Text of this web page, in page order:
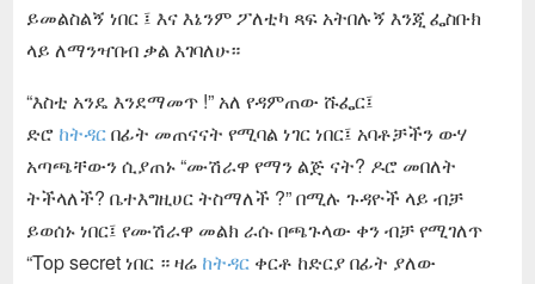
ይመልስልኝ ነበር ፤ እና እኔንም ፖለቲካ ጻፍ አትበሉኝ እንጂ ፌስቡክ
ላይ ለማንዣበብ ቃል እገባለሁ።
“እስቲ አንዴ እንደማመጥ !” አለ የዳምጠው ሹፌር፤
ድሮ ከትዳርበፊት መጠናናት የሚባል ነገር ነበር፤ አባቶቻችን ውሃ
አጣጫቸውን ሲያጠኑ “ሙሽራዋ የማን ልጅ ናት? ዶሮ መበለት
ትችላለች? ቤተእግዚሀር ትስማለች ?” በሚሉ ጉዳዮች ላይ ብቻ
ይወሰኑ ነበር፤ የሙሽራዋ መልክ ራሱ በጫጉላው ቀን ብቻ የሚገለጥ
“Top secret ነበር ። ዛሬ ከትዳርቀርቶ ከድርያ በፊት ያለው